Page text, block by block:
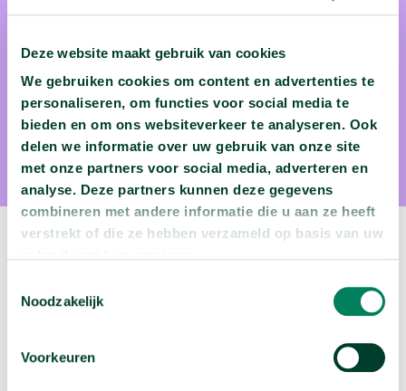
Deze website maakt gebruik van cookies
We gebruiken cookies om content en advertenties te
personaliseren, om functies voor social media te
bieden en om ons websiteverkeer te analyseren. Ook
delen we informatie over uw gebruik van onze site
met onze partners voor social media, adverteren en
analyse. Deze partners kunnen deze gegevens
combineren met andere informatie die u aan ze heeft
verstrekt of die ze hebben verzameld op basis van uw
Noodzakelijk
Voorkeuren
Casper Wits
Casper Wits is China-expert aan de Universiteit Leiden
Bekijk deze video arrow_forward